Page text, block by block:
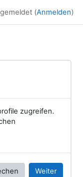
(Anmelden)
zugreifen.
Weiter